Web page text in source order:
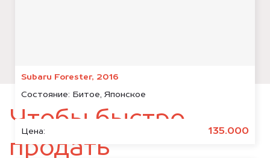
Subaru Forester, 2016
Состояние: Битое, Японское
Цена: 135.000
Чтобы быстро
продать